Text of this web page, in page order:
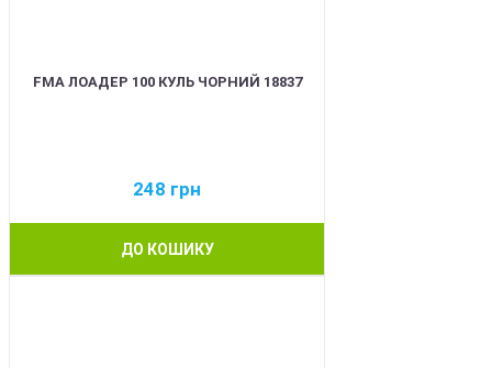
FMA ЛОАДЕР 100 КУЛЬ ЧОРНИЙ 18837
248 грн
ДО КОШИКУ